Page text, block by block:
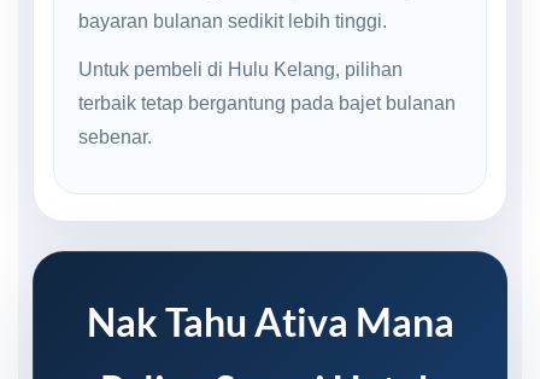
bayaran bulanan sedikit lebih tinggi.
Untuk pembeli di Hulu Kelang, pilihan
terbaik tetap bergantung pada bajet bulanan
sebenar.
Nak Tahu Ativa Mana